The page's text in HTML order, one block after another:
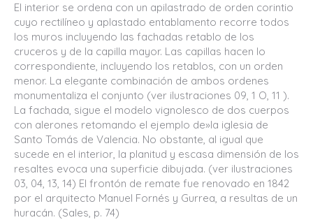
El interior se ordena con un apilastrado de orden corintio
cuyo rectilíneo y aplastado entablamento recorre todos
los muros incluyendo las fachadas retablo de los
cruceros y de la capilla mayor. Las capillas hacen lo
correspondiente, incluyendo los retablos, con un orden
menor. La elegante combinación de ambos ordenes
monumentaliza el conjunto (ver ilustraciones 09, 1 O, 11 ).
La fachada, sigue el modelo vignolesco de dos cuerpos
con alerones retomando el ejemplo de»la iglesia de
Santo Tomás de Valencia. No obstante, al igual que
sucede en el interior, la planitud y escasa dimensión de los
resaltes evoca una superficie dibujada. (ver ilustraciones
03, 04, 13, 14) El frontón de remate fue renovado en 1842
por el arquitecto Manuel Fornés y Gurrea, a resultas de un
huracán. (Sales, p. 74)